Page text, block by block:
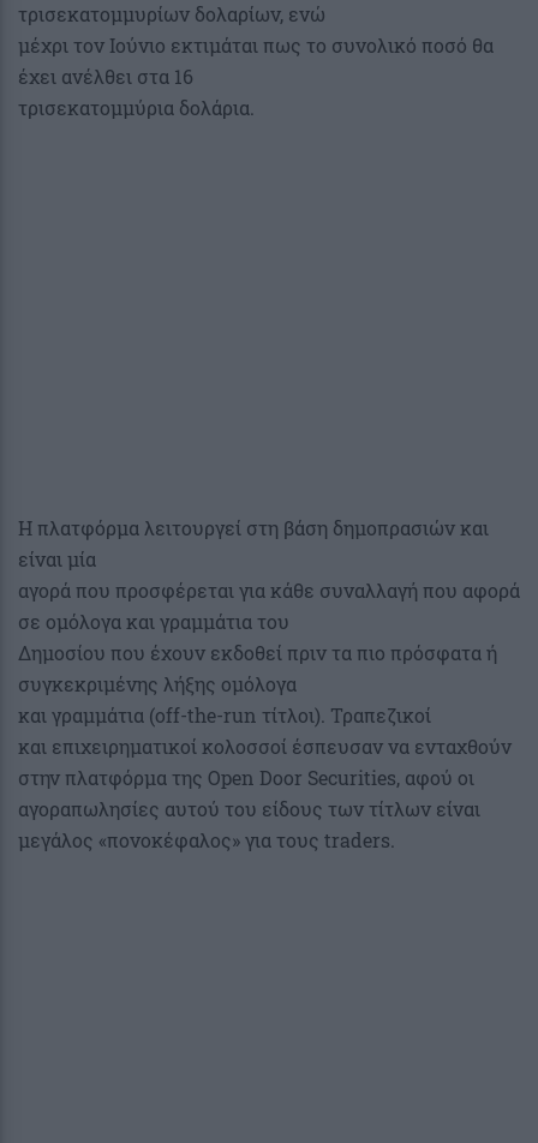
τρισεκατομμυρίων δολαρίων, ενώ
μέχρι τον Ιούνιο εκτιμάται πως το συνολικό ποσό θα
έχει ανέλθει στα 16
τρισεκατομμύρια δολάρια.
Η πλατφόρμα λειτουργεί στη βάση δημοπρασιών και
είναι μία
αγορά που προσφέρεται για κάθε συναλλαγή που αφορά
σε ομόλογα και γραμμάτια του
Δημοσίου που έχουν εκδοθεί πριν τα πιο πρόσφατα ή
συγκεκριμένης λήξης ομόλογα
και γραμμάτια (off-the-run τίτλοι). Τραπεζικοί
και επιχειρηματικοί κολοσσοί έσπευσαν να ενταχθούν
στην πλατφόρμα της Open Door Securities, αφού οι
αγοραπωλησίες αυτού του είδους των τίτλων είναι
μεγάλος «πονοκέφαλος» για τους traders.